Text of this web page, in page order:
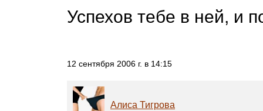
Успехов тебе в ней, и
12 сентября 2006 г. в 14:15
Алиса Тигрова